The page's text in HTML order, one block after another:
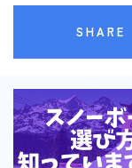
SHARE